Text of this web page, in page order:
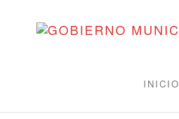
INICIO